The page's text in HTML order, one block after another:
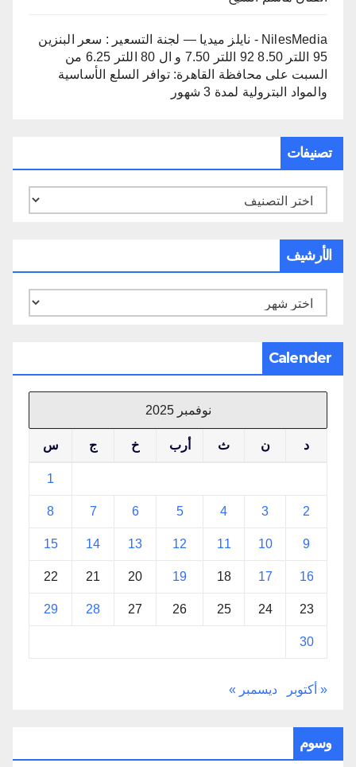
NilesMedia - نايلز ميديا — لجنة التسعير : سعر البنزين
95 اللتر 8.50 92 اللتر 7.50 و ال 80 اللتر 6.25 من
السبت على محافظة القاهرة: توافر السلع الأساسية
والمواد البترولية لمدة 3 شهور
تصنيفات
تصنيفات
الأرشيف
الأرشيف
Calender
نوفمبر 2025
د ن ث أرب خ ج س
1
2
3
4
5
6
7
8
9
10
11
12
13
14
15
16
17
18
19
20
21
22
23
24
25
26
27
28
29
30
« أكتوبر ديسمبر »
وسوم